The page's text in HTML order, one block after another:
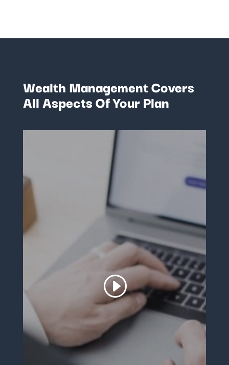
Wealth Management Covers
All Aspects Of Your Plan